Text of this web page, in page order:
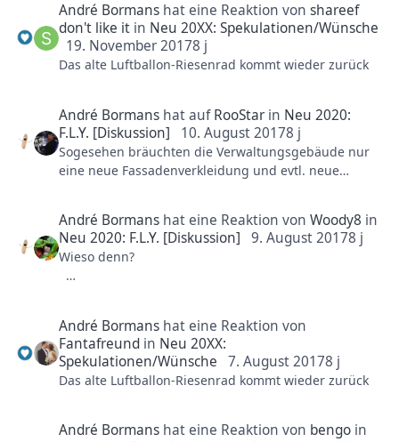
André Bormans hat eine Reaktion vonshareef
don't like it in Neu 20XX: Spekulationen/Wünsche
19. November 20178 j
Das alte Luftballon-Riesenrad kommt wieder zurück
André Bormans hat aufRooStar in Neu 2020:
F.L.Y. [Diskussion]
10. August 20178 j
Sogesehen bräuchten die Verwaltungsgebäude nur
eine neue Fassadenverkleidung und evtl. neue
sodass man raus aber nicht reingucken kann. Das
dürfte relativ einfach, schnell und kostengünstig
gehen und schon hätte man dort die ersten
Fabrikhallen und somit einen Teil der Kulisse fertig...
Gesendet von SM-G930F und benutzt die
PhantaFriends.de App
André Bormans hat eine Reaktion vonWoody8 in
Neu 2020: F.L.Y. [Diskussion]
9. August 20178 j
Wieso denn?
sich nur um die eigene Achse wie mann sich auch im
Bett rollt.
Die Kurven die es zu sehen gibt haben keine
Kurven vermuten. Bis jetzt könnte das immer noch
André Bormans hat eine Reaktion von
Fantafreund in Neu 20XX:
Spekulationen/Wünsche
7. August 20178 j
Das alte Luftballon-Riesenrad kommt wieder zurück
André Bormans hat eine Reaktion von bengo in